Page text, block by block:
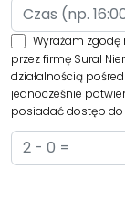
Wyrażam
przez firmę Sural
działalnością
jednocześnie
posiadać dostęp